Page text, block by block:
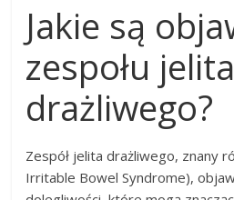
Jakie są
zespołu jelita
drażliwego?
Zespół jelita drażliwego, znany
Irritable Bowel Syndrome),